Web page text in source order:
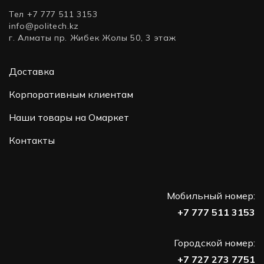
Тел +7 777 511 3153
info@politech.kz
г. Алматы пр. Жибек Жолы 50, 3 этаж
Доставка
Корпоративным клиентам
Наши товары на Омаркет
Контакты
Мобильный номер:
+7 777 511 3153
Городской номер:
+7 727 273 7751